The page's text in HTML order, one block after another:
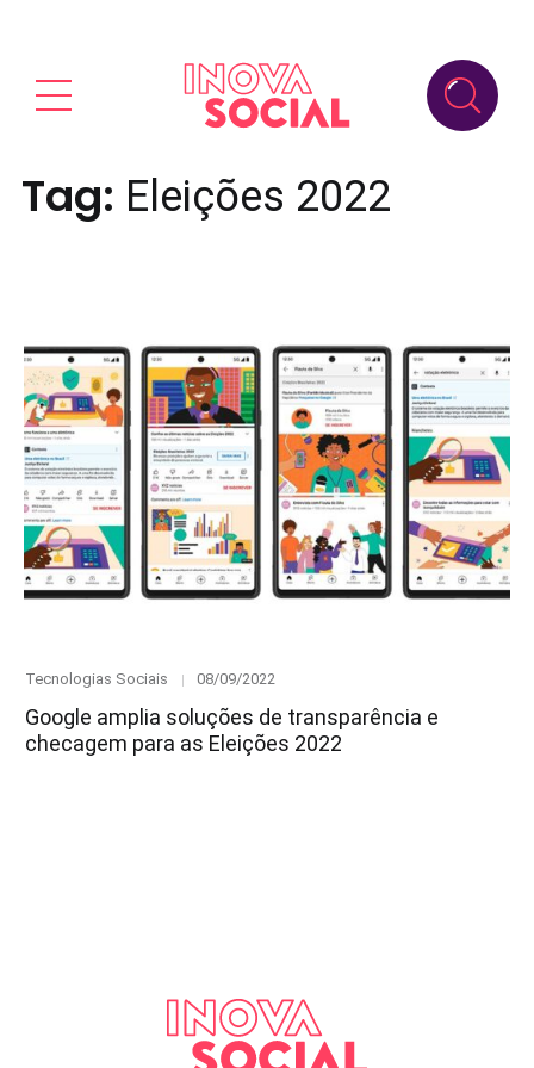
Tag: Eleições 2022
Category
Tecnologias Sociais
Posted
08/09/2022
Google amplia soluções de transparência e
checagem para as Eleições 2022